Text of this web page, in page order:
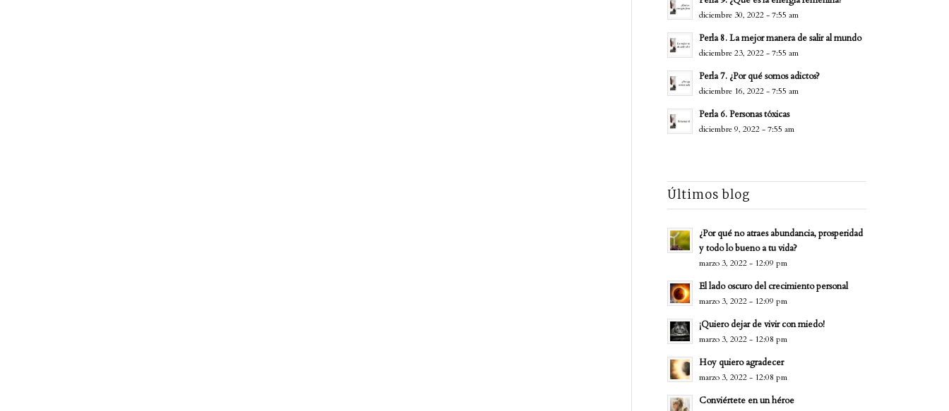
diciembre 30, 2022 - 7:55 am
Perla 8. La mejor manera de salir al mundo
diciembre 23, 2022 - 7:55 am
Perla 7. ¿Por qué somos adictos?
diciembre 16, 2022 - 7:55 am
Perla 6. Personas tóxicas
diciembre 9, 2022 - 7:55 am
Últimos blog
¿Por qué no atraes abundancia, prosperidad
y todo lo bueno a tu vida?
marzo 3, 2022 - 12:09 pm
El lado oscuro del crecimiento personal
marzo 3, 2022 - 12:09 pm
¡Quiero dejar de vivir con miedo!
marzo 3, 2022 - 12:08 pm
Hoy quiero agradecer
marzo 3, 2022 - 12:08 pm
Conviértete en un héroe